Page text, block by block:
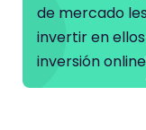
de mercado
invertir en
inversión